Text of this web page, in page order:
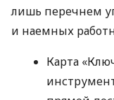
лишь перечнем
и наемных
Карта